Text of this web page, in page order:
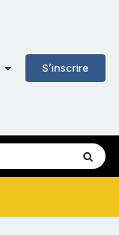
S’inscrire